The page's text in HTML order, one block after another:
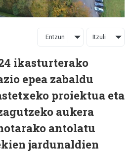
Entzun Itzuli
ikasturterako
epea zabaldu
proiektua eta
aukera
antolatu
jardunaldien